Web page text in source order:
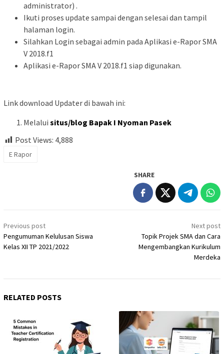
administrator) .
Ikuti proses update sampai dengan selesai dan tampil
halaman login.
Silahkan Login sebagai admin pada Aplikasi e-Rapor SMA
V 2018.f1
Aplikasi e-Rapor SMA V 2018.f1 siap digunakan.
Link download Updater di bawah ini:
Melalui situs/blog Bapak I Nyoman Pasek
Post Views: 4,888
E Rapor
SHARE
Post
navigation
Previous post
Pengumuman Kelulusan Siswa
Kelas XII TP 2021/2022
Next post
Topik Projek SMA dan Cara
Mengembangkan Kurikulum
Merdeka
RELATED POSTS